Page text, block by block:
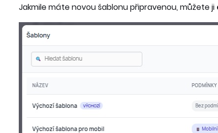
Jakmile máte novou šablonu připravenou, můžete ji